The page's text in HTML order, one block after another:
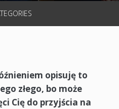
opisuję to
złego, bo może
Cię do przyjścia na